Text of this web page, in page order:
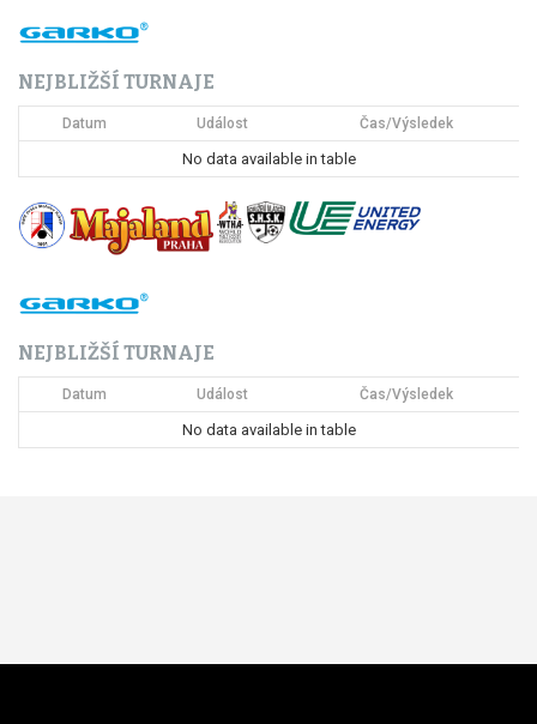
NEJBLIŽŠÍ TURNAJE
Datum Událost Čas/Výsledek
No data available in table
NEJBLIŽŠÍ TURNAJE
Datum Událost Čas/Výsledek
No data available in table